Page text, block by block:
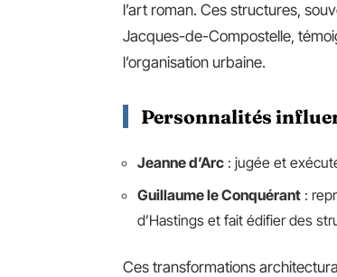
l’art roman. Ces structures,
Jacques-de-Compostelle,
l’organisation urbaine.
Personnalités
Jeanne d’Arc : jugée et
Guillaume le Conquérant :
d’Hastings et fait édifier des
Ces transformations